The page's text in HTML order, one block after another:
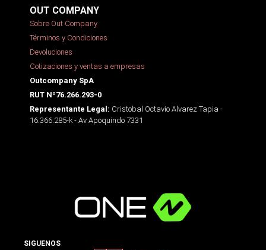
OUT COMPANY
Sobre Out Company
Términos y Condiciones
Devoluciones
Cotizaciones y ventas a empresas
Outcompany SpA
RUT Nº76.266.293-0
Representante Legal: Cristobal Octavio Alvarez Tapia -
16.366.285-k - Av Apoquindo 7331
SIGUENOS